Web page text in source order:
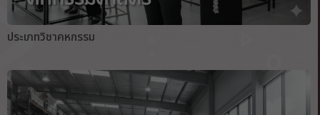
ประเภทวิชาคหกรรม